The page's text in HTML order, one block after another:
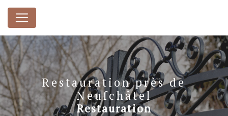
Restauration près de
Neufchâtel
Restauration
Panneau de gestion des cookies